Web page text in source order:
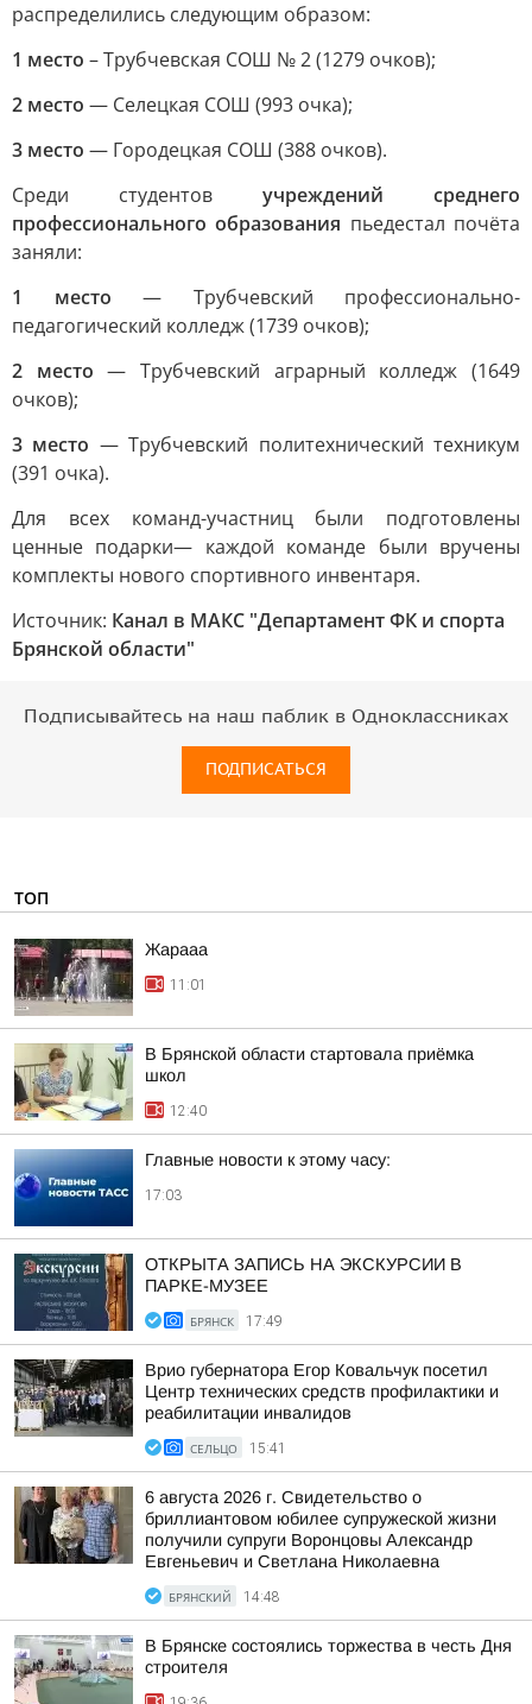
распределились следующим образом:
1 место – Трубчевская СОШ № 2 (1279 очков);
2 место — Селецкая СОШ (993 очка);
3 место — Городецкая СОШ (388 очков).
Среди студентов учреждений среднего
профессионального образования пьедестал почёта
заняли:
1 место — Трубчевский профессионально-
педагогический колледж (1739 очков);
2 место — Трубчевский аграрный колледж (1649
очков);
3 место — Трубчевский политехнический техникум
(391 очка).
Для всех команд-участниц были подготовлены
ценные подарки— каждой команде были вручены
комплекты нового спортивного инвентаря.
Источник: Канал в МАКС "Департамент ФК и спорта
Брянской области"
Подписывайтесь на наш паблик в Одноклассниках
ПОДПИСАТЬСЯ
ТОП
Жарааа
11:01
В Брянской области стартовала приёмка
школ
12:40
Главные новости к этому часу:
17:03
ОТКРЫТА ЗАПИСЬ НА ЭКСКУРСИИ В
ПАРКЕ-МУЗЕЕ
БРЯНСК 17:49
Врио губернатора Егор Ковальчук посетил
Центр технических средств профилактики и
реабилитации инвалидов
СЕЛЬЦО 15:41
6 августа 2026 г. Свидетельство о
бриллиантовом юбилее супружеской жизни
получили супруги Воронцовы Александр
Евгеньевич и Светлана Николаевна
БРЯНСКИЙ 14:48
В Брянске состоялись торжества в честь Дня
строителя